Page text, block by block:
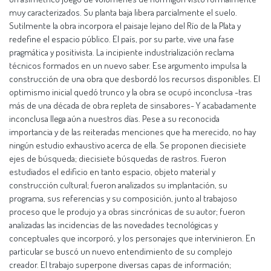
muy caracterizados. Su planta baja libera parcialmente el suelo.
Sutilmente la obra incorpora el paisaje lejano del Río de la Plata y
redefine el espacio público. El país, por su parte, vive una fase
pragmática y positivista. La incipiente industrialización reclama
técnicos formados en un nuevo saber. Ese argumento impulsa la
construcción de una obra que desbordó los recursos disponibles. El
optimismo inicial quedó trunco y la obra se ocupó inconclusa -tras
más de una década de obra repleta de sinsabores- Y acabadamente
inconclusa llega aún a nuestros días. Pese a su reconocida
importancia y de las reiteradas menciones que ha merecido, no hay
ningún estudio exhaustivo acerca de ella. Se proponen diecisiete
ejes de búsqueda; diecisiete búsquedas de rastros. Fueron
estudiados el edificio en tanto espacio, objeto material y
construcción cultural; fueron analizados su implantación, su
programa, sus referencias y su composición, junto al trabajoso
proceso que le produjo y a obras sincrónicas de su autor; fueron
analizadas las incidencias de las novedades tecnológicas y
conceptuales que incorporó, y los personajes que intervinieron. En
particular se buscó un nuevo entendimiento de su complejo
creador. El trabajo superpone diversas capas de información;